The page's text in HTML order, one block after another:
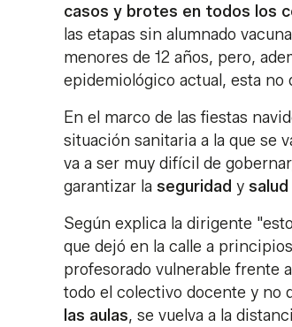
casos y brotes en todos los
las etapas sin alumnado
menores de 12 años, pero,
epidemiológico actual, esta no
En el marco de las fiestas
situación sanitaria a la que se
va a ser muy difícil de
garantizar la seguridad y salud
Según explica la dirigente
que dejó en la calle a
profesorado vulnerable frente
todo el colectivo docente y no
las aulas, se vuelva a la